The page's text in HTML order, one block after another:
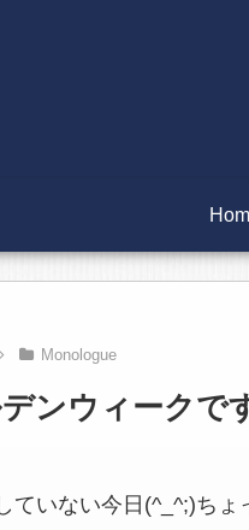
Monologue
ンウィークで
ていない今日(^_^;)ちょ